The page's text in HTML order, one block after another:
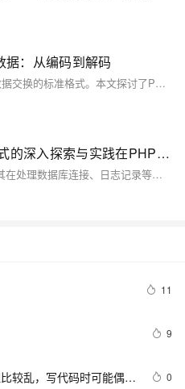
：从编码到解码
在现代Web开发中，JSON已成为数据交换的标准格式。本文探讨了PHP如何高效处理JSON数据，包括编码和解码的过程。通过简化数据结构、使用优化选项、缓存机制及合理设置解码参数等方法，可以显著提升JSON处理的性能，确保系统快速稳定运行。
PHP中的设计模式：单例模式的深入探索与实践在PHP开发领域，设计模式是解决常见问题的高效方案集合。它们不是具体的代码，而是一种编码和设计经验的总结。单例模式作为设计模式中的一种，确保了一个类仅有一个实例，并提供一个全局访问点。本文将深入探讨单例模式的基本概念、实现方式及其在PHP中的应用。
单例模式在PHP中的应用广泛，尤其在处理数据库连接、日志记录等场景时，能显著提高资源利用率和执行效率。本文从单例模式的定义出发，详细解释了其在PHP中的不同实现方法，并探讨了使用单例模式的优势与注意事项。通过对示例代码的分析，读者将能够理解如何在PHP项目中有效应用单例模式。
11
9
较乱，写代码时可能偶尔
0